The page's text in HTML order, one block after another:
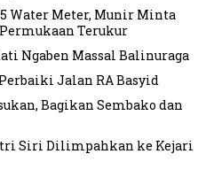
Water Meter, Munir Minta
Terukur
Ngaben Massal Balinuraga
Jalan RA Basyid
Bagikan Sembako dan
Siri Dilimpahkan ke Kejari